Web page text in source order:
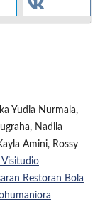
Yudia Nurmala,
Nadila
Amini, Rossy
Restoran Bola